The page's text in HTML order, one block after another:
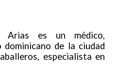
Arias es un médico,
de la ciudad
especialista en